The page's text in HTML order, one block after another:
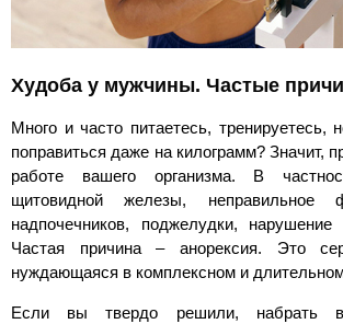
Худоба у мужчины. Частые
Много и часто питаетесь, тренируетесь,
поправиться даже на килограмм? Значит,
работе вашего организма. В
щитовидной железы, неправильное
надпочечников, поджелудки,
Частая причина – анорексия. Это
нуждающаяся в комплексном и
Если вы твердо решили, набрать